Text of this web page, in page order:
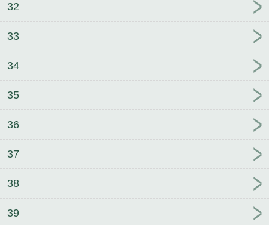
32
33
34
35
36
37
38
39